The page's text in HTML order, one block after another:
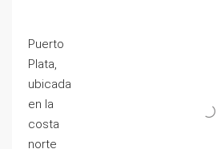
Puerto
Plata,
ubicada
en la
costa
norte